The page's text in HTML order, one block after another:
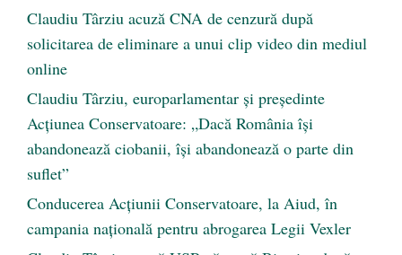
Claudiu Târziu acuză CNA de cenzură după
solicitarea de eliminare a unui clip video din mediul
online
Claudiu Târziu, europarlamentar și președinte
Acțiunea Conservatoare: „Dacă România își
abandonează ciobanii, își abandonează o parte din
suflet”
Conducerea Acțiunii Conservatoare, la Aiud, în
campania națională pentru abrogarea Legii Vexler